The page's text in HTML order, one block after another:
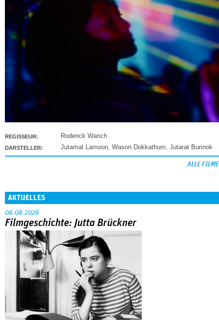
REGISSEUR: Roderick Warich
DARSTELLER: Jutamat Lamoon Wason Dokkathum Jutarat Burinok
ALLE FILME
AKTUELLES
06.08.2026
Filmgeschichte: Jutta Brückner